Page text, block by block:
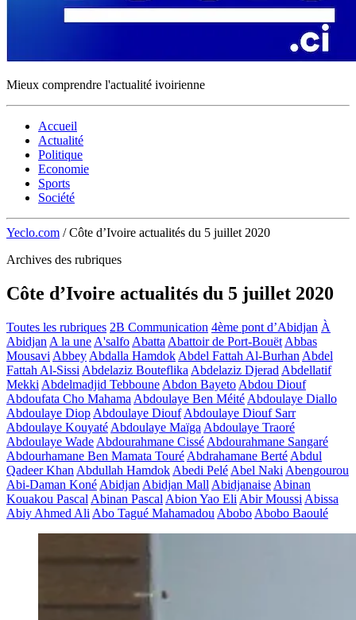
Mieux comprendre l'actualité ivoirienne
Accueil
Actualité
Politique
Economie
Sports
Société
Yeclo.com / Côte d’Ivoire actualités du 5 juillet 2020
Archives des rubriques
Côte d’Ivoire actualités du 5 juillet 2020
Toutes les rubriques 2B Communication 4ème pont d’Abidjan À
Abidjan A la une A'salfo Abatta Abattoir de Port-Bouët Abbas
Mousavi Abbey Abdalla Hamdok Abdel Fattah Al-Burhan Abdel
Fattah Al-Sissi Abdelaziz Bouteflika Abdelaziz Djerad Abdellatif
Mekki Abdelmadjid Tebboune Abdon Bayeto Abdou Diouf
Abdoufata Cho Mahama Abdoulaye Ben Méité Abdoulaye Diallo
Abdoulaye Diop Abdoulaye Diouf Abdoulaye Diouf Sarr
Abdoulaye Kouyaté Abdoulaye Maïga Abdoulaye Traoré
Abdoulaye Wade Abdourahmane Cissé Abdourahmane Sangaré
Abdourhamane Ben Mamata Touré Abdrahamane Berté Abdul
Qadeer Khan Abdullah Hamdok Abedi Pelé Abel Naki Abengourou
Abi-Daman Koné Abidjan Abidjan Mall Abidjanaise Abinan
Kouakou Pascal Abinan Pascal Abion Yao Eli Abir Moussi Abissa
Abiy Ahmed Ali Abo Tagué Mahamadou Abobo Abobo Baoulé